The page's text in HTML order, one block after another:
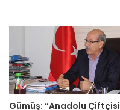
Gümüş: “Anadolu Çiftçisi